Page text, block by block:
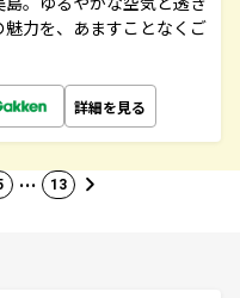
力を、あますことなくご
詳細を見る
… 13